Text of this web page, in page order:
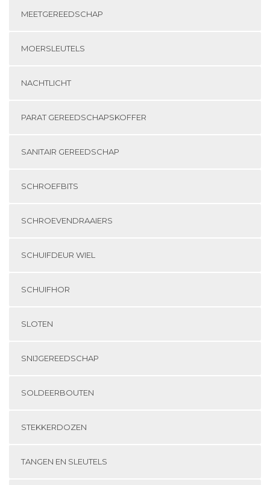
MEETGEREEDSCHAP
MOERSLEUTELS
NACHTLICHT
PARAT GEREEDSCHAPSKOFFER
SANITAIR GEREEDSCHAP
SCHROEFBITS
SCHROEVENDRAAIERS
SCHUIFDEUR WIEL
SCHUIFHOR
SLOTEN
SNIJGEREEDSCHAP
SOLDEERBOUTEN
STEKKERDOZEN
TANGEN EN SLEUTELS